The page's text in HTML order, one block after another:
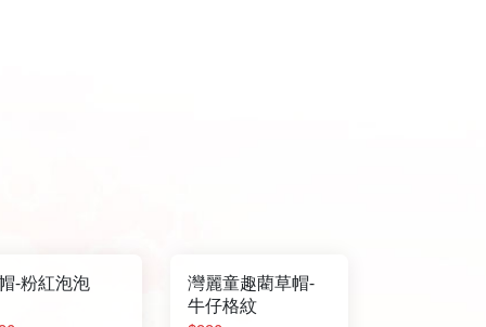
-粉紅泡泡
灣麗童趣藺草帽-
牛仔格紋